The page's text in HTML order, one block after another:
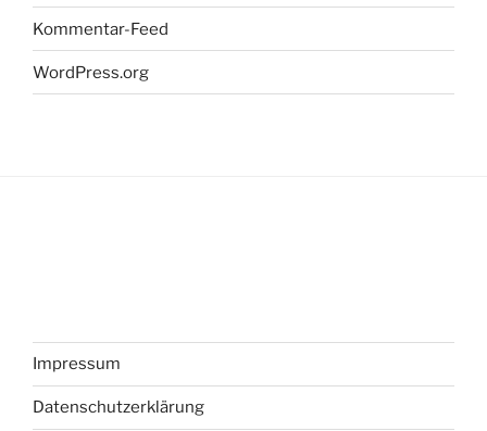
Kommentar-Feed
WordPress.org
Impressum
Datenschutzerklärung